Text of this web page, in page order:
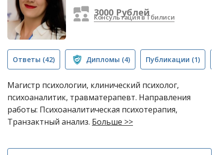
3000 Рублей
Консультация в Тбилиси
Ответы (42) Дипломы (4) Публикации (1)
Магистр психологии, клинический психолог,
психоаналитик, травматерапевт. Направления
работы: Психоаналитическая психотерапия,
Транзактный анализ. Больше >>